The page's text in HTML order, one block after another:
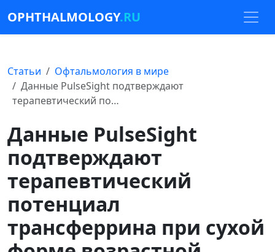
OPHTHALMOLOGY.RU
Статьи
Офтальмология в мире
Данные PulseSight подтверждают
терапевтический по…
Данные PulseSight
подтверждают
терапевтический
потенциал
трансферрина при сухой